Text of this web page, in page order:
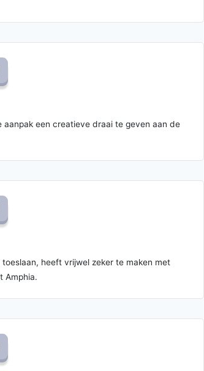
aanpak een creatieve draai te geven aan de
heeft vrijwel zeker te maken met
Amphia.